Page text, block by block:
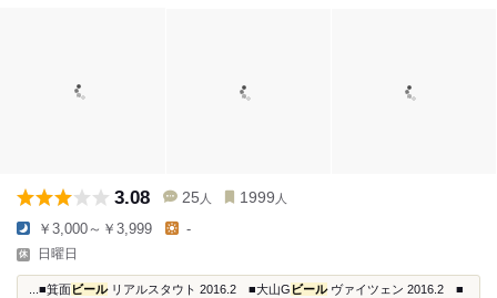
3.08 25 人 1999 人
￥3,000～￥3,999 -
日曜日
...■箕面 ビールリアルスタウト 2016.2 ■大山G ビールヴァイツェン 2016.2 ■